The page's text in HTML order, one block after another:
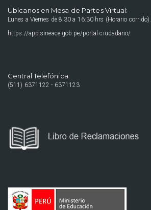
Ubícanos en Mesa de Partes Virtual:
Lunes a Viernes de 8:30 a 16:30 hrs (Horario corrido).
https://app.sineace.gob.pe/portal-ciudadano/
Central Telefónica:
(511) 6371122 - 6371123